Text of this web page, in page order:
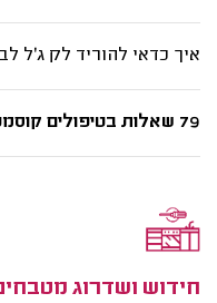
איך כדאי להוריד לק ג'ל
79 שאלות בטיפולים קוסמטיים
חידוש ושדרוג